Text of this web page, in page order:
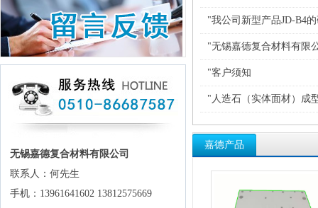
无锡嘉德复合材料有限公司
联系人：何先生
手机：13961641602 13812575669
"我公司新型产品JD-B4
"无锡嘉德复合材料有限
"客户须知
"人造石（实体面材）成
嘉德产品